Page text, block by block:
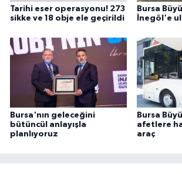
Tarihi eser operasyonu! 273
sikke ve 18 obje ele geçirildi
Bursa
İnegöl'e
Bursa'nın geleceğini
bütüncül anlayışla
planlıyoruz
Bursa
afetlere
araç